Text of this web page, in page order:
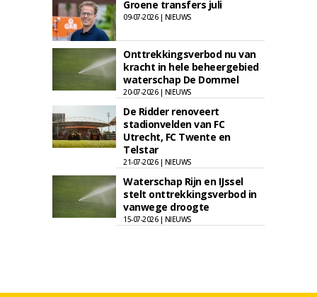
Groene transfers juli
09-07-2026 | NIEUWS
Onttrekkingsverbod nu van
kracht in hele beheergebied
waterschap De Dommel
20-07-2026 | NIEUWS
De Ridder renoveert
stadionvelden van FC
Utrecht, FC Twente en
Telstar
21-07-2026 | NIEUWS
Waterschap Rijn en IJssel
stelt onttrekkingsverbod in
vanwege droogte
15-07-2026 | NIEUWS